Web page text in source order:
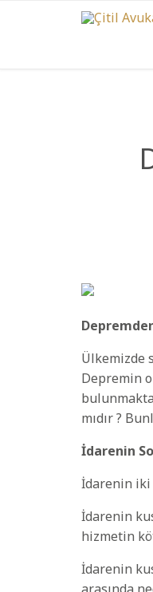
Ülkemizde
Depremin
mıdır ?
İdarenin
İdarenin iki
İdarenin
hizmetin
İdarenin